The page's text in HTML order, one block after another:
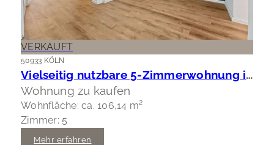
VERKAUFT
50933 KÖLN
Vielseitig nutzbare 5-Zimmerwohnung in Köln-Braunsfeld
Wohnung zu kaufen
Wohnfläche: ca. 106,14 m²
Zimmer: 5
Mehr erfahren